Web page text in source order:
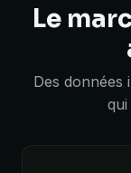
Le
Des données